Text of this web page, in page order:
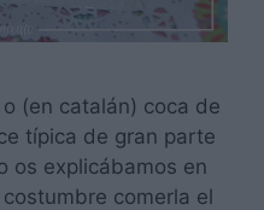
(en catalán) coca de
típica de gran parte
os explicábamos en
comerla el